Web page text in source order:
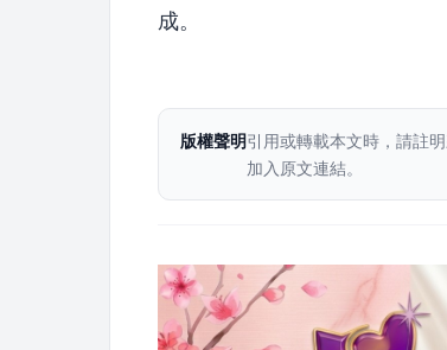
成。
版權聲明引用或轉載本文時，請註
加入原文連結。